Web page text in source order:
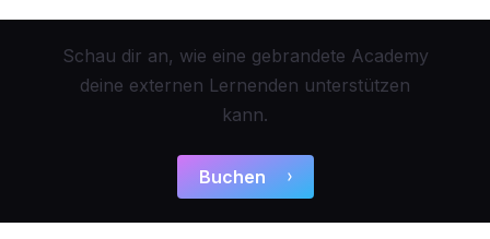
Schau dir an, wie eine gebrandete Academy
deine externen Lernenden unterstützen
kann.
Buchen